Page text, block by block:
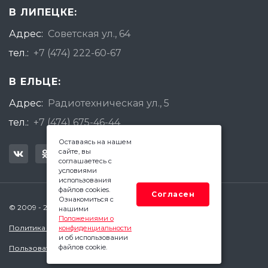
В ЛИПЕЦКЕ:
Адрес: Советская ул., 64
тел.: +7 (474) 222-60-67
В ЕЛЬЦЕ:
Адрес: Радиотехническая ул., 5
тел.: +7 (474) 675-46-44
© 2009 - 2026 Квадратный Метр - Липецк
Политика конфиденциальности
Пользовательское соглашение
Оставаясь на нашем
сайте, вы
соглашаетесь с
условиями
использования
файлов cookies.
Ознакомиться с
нашими
Положениями о
конфиденциальности
и об использовании
файлов cookie.
Согласен